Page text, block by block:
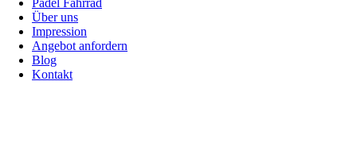
Über uns
Impression
Angebot anfordern
Blog
Kontakt